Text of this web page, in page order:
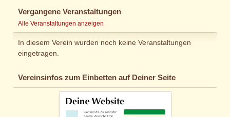
Vergangene Veranstaltungen
Alle Veranstaltungen anzeigen
In diesem Verein wurden noch keine Veranstaltungen
eingetragen.
Vereinsinfos zum Einbetten auf Deiner Seite